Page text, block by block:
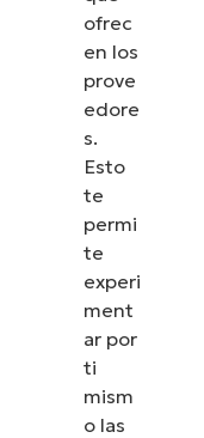
ofrec
en los
prove
edore
s.
Esto
te
permi
te
experi
ment
ar por
ti
mism
o las